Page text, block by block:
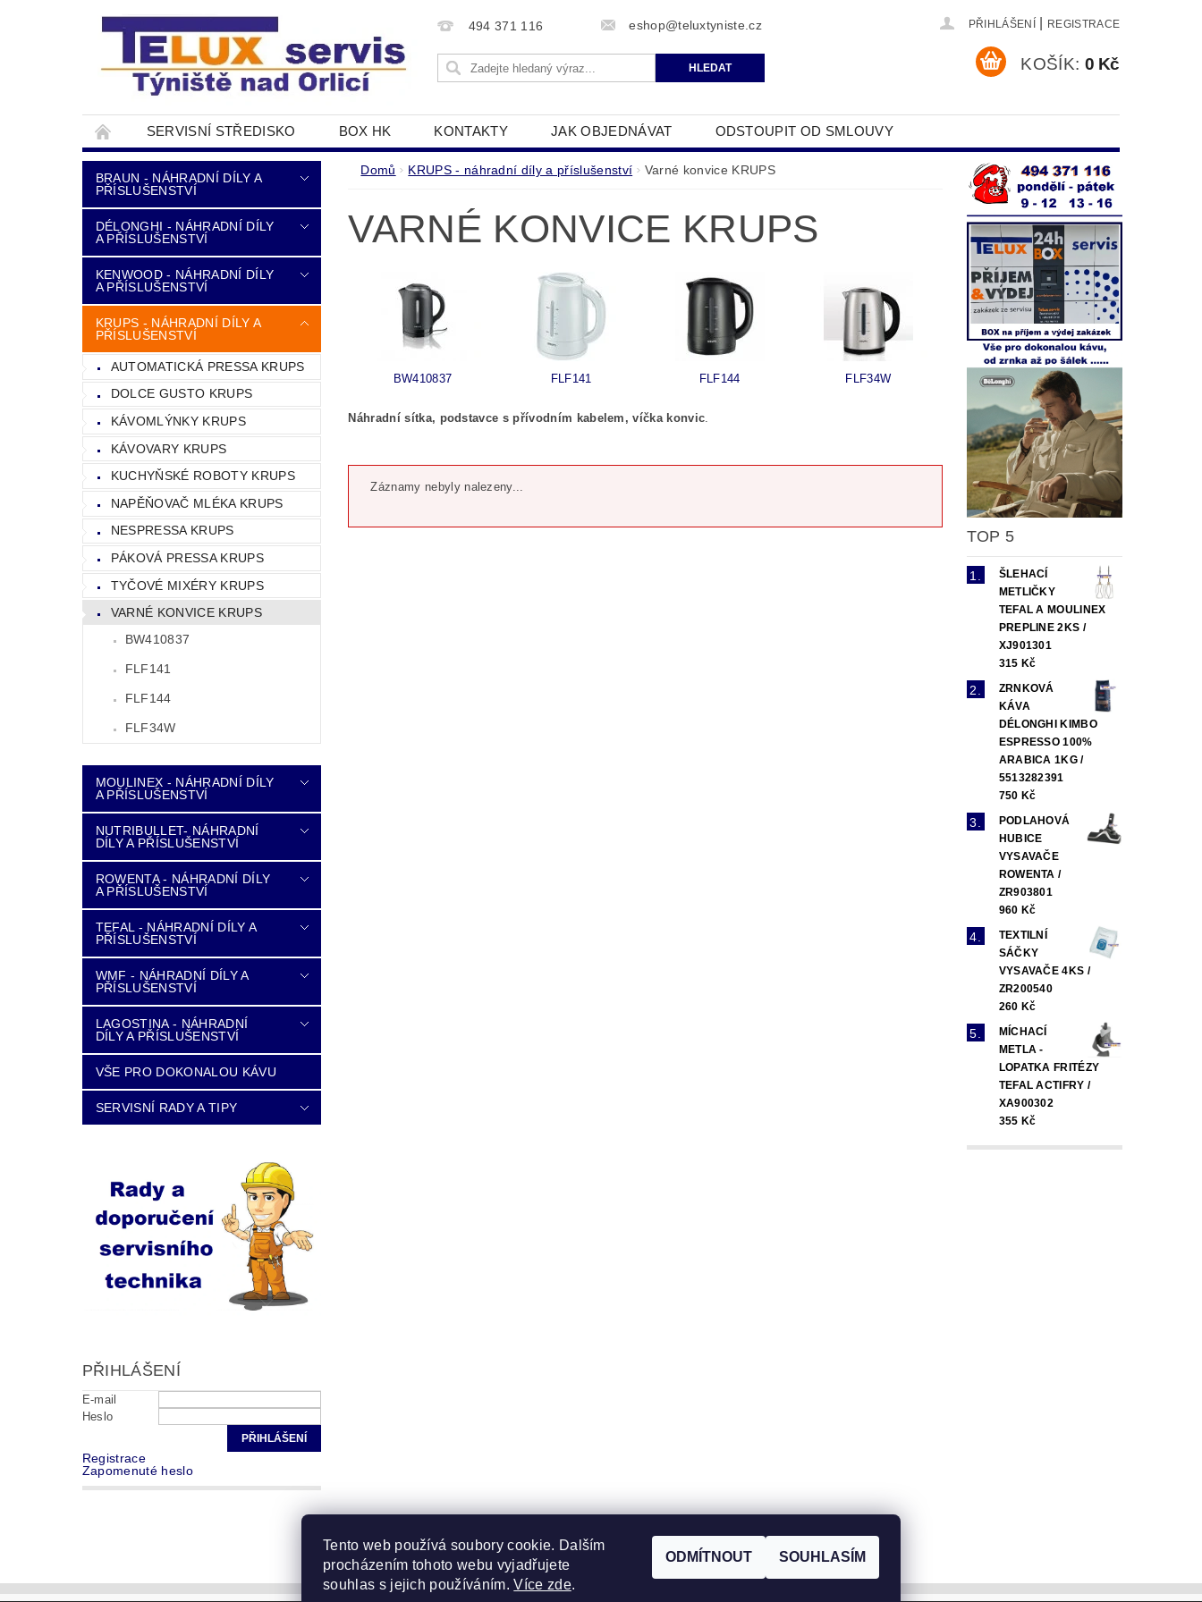
494 371 116 eshop@teluxtyniste.cz PŘIHLÁŠENÍ REGISTRACE
KOŠÍK: 0 Kč
SERVISNÍ STŘEDISKO BOX HK KONTAKTY JAK OBJEDNÁVAT ODSTOUPIT OD SMLOUVY
DOPRAVA A PLATBA NAPIŠTE NÁM OBCHODNÍ PODMÍNKY ZPRACOVÁNÍ OSOBNÍCH ÚDAJŮ
BRAUN - NÁHRADNÍ DÍLY A
PŘÍSLUŠENSTVÍ
DÉLONGHI - NÁHRADNÍ DÍLY
A PŘÍSLUŠENSTVÍ
KENWOOD - NÁHRADNÍ DÍLY
A PŘÍSLUŠENSTVÍ
KRUPS - NÁHRADNÍ DÍLY A
PŘÍSLUŠENSTVÍ
AUTOMATICKÁ PRESSA KRUPS
DOLCE GUSTO KRUPS
KÁVOMLÝNKY KRUPS
KÁVOVARY KRUPS
KUCHYŇSKÉ ROBOTY KRUPS
NAPĚŇOVAČ MLÉKA KRUPS
NESPRESSA KRUPS
PÁKOVÁ PRESSA KRUPS
TYČOVÉ MIXÉRY KRUPS
VARNÉ KONVICE KRUPS
BW410837
FLF141
FLF144
FLF34W
MOULINEX - NÁHRADNÍ DÍLY
A PŘÍSLUŠENSTVÍ
NUTRIBULLET- NÁHRADNÍ
DÍLY A PŘÍSLUŠENSTVÍ
ROWENTA - NÁHRADNÍ DÍLY
A PŘÍSLUŠENSTVÍ
TEFAL - NÁHRADNÍ DÍLY A
PŘÍSLUŠENSTVÍ
WMF - NÁHRADNÍ DÍLY A
PŘÍSLUŠENSTVÍ
LAGOSTINA - NÁHRADNÍ
DÍLY A PŘÍSLUŠENSTVÍ
VŠE PRO DOKONALOU KÁVU
SERVISNÍ RADY A TIPY
PŘIHLÁŠENÍ
E-mail
Heslo
Registrace
Zapomenuté heslo
Domů KRUPS - náhradní díly a příslušenství Varné konvice KRUPS
VARNÉ KONVICE KRUPS
BW410837 FLF141 FLF144 FLF34W
Náhradní sítka, podstavce s přívodním kabelem, víčka konvic.
Záznamy nebyly nalezeny...
TOP 5
ŠLEHACÍ
METLIČKY
TEFAL A MOULINEX
PREPLINE 2KS /
XJ901301
315 Kč
ZRNKOVÁ
KÁVA
DÉLONGHI KIMBO
ESPRESSO 100%
ARABICA 1KG /
5513282391
750 Kč
PODLAHOVÁ
HUBICE
VYSAVAČE
ROWENTA /
ZR903801
960 Kč
TEXTILNÍ
SÁČKY
VYSAVAČE 4KS /
ZR200540
260 Kč
MÍCHACÍ
METLA -
LOPATKA FRITÉZY
TEFAL ACTIFRY /
XA900302
355 Kč
Tento web používá soubory cookie. Dalším
procházením tohoto webu vyjadřujete
souhlas s jejich používáním.Více zde.
ODMÍTNOUT SOUHLASÍM